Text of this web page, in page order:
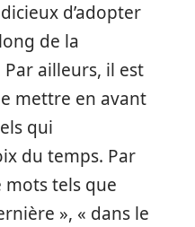
d’adopter
de la
ailleurs, il est
mettre en avant
qui
du temps. Par
mots tels que
», « dans le